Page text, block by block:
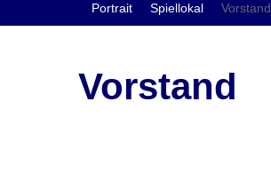
Portrait Spiellokal Vorstand
Vorstand